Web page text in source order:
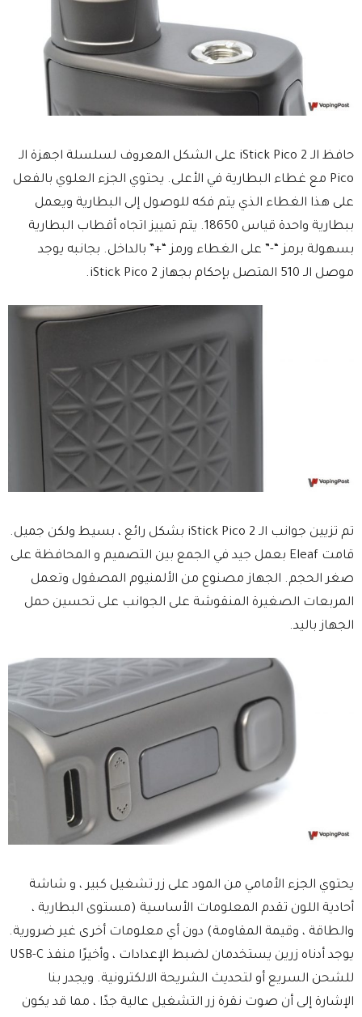
حافظ الـ iStick Pico 2 على الشكل المعروف لسلسلة اجهزة الـ
Pico مع غطاء البطارية في الأعلى. يحتوي الجزء العلوي بالفعل
على هذا الغطاء الذي يتم فكه للوصول إلى البطارية ويعمل
ببطارية واحدة قياس 18650. يتم تمييز اتجاه أقطاب البطارية
بسهولة برمز “-” على الغطاء ورمز “+” بالداخل. بجانبه يوجد
موصل الـ 510 المتصل بإحكام بجهاز iStick Pico 2.
تم تزيين جوانب الـ iStick Pico 2 بشكل رائع ، بسيط ولكن جميل.
قامت Eleaf بعمل جيد في الجمع بين التصميم و المحافظة على
صغر الحجم. الجهاز مصنوع من الألمنيوم المصقول وتعمل
المربعات الصغيرة المنقوشة على الجوانب على تحسين حمل
الجهاز باليد.
يحتوي الجزء الأمامي من المود على زر تشغيل كبير ، و شاشة
أحادية اللون تقدم المعلومات الأساسية (مستوى البطارية ،
والطاقة ، وقيمة المقاومة) دون أي معلومات أخرى غير ضرورية.
يوجد أدناه زرين يستخدمان لضبط الإعدادات ، وأخيرًا منفذ USB-C
للشحن السريع أو لتحديث الشريحة الالكترونية. ويجدر بنا
الإشارة إلى أن صوت نقرة زر التشغيل عالية جدًا ، مما قد يكون